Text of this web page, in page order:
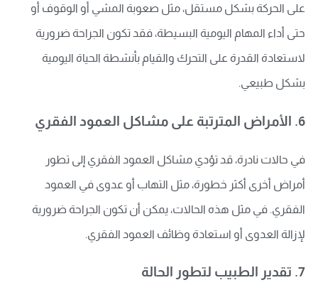
على الحركة بشكل مستقل، مثل صعوبة المشي أو الوقوف أو
حتى أداء المهام اليومية البسيطة، فقد تكون الجراحة ضرورية
لاستعادة القدرة على التحرك والقيام بأنشطة الحياة اليومية
بشكل طبيعي.
6. الأمراض المترتبة على مشاكل العمود الفقري
في حالات نادرة، قد تؤدي مشاكل العمود الفقري إلى تطور
أمراض أخرى أكثر خطورة، مثل التهاب أو عدوى في العمود
الفقري. في مثل هذه الحالات، يمكن أن تكون الجراحة ضرورية
لإزالة العدوى أو استعادة وظائف العمود الفقري.
7. تقدير الطبيب لتطور الحالة